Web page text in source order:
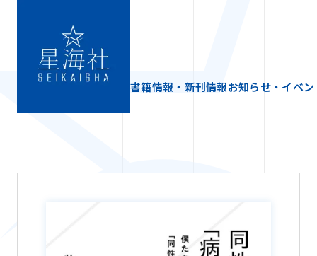
書籍情報・新刊情報お知らせ・イベン